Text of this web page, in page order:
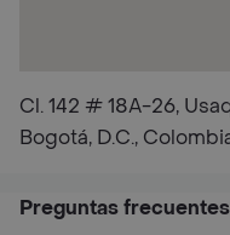
Cl. 142 # 18A-26,
Bogotá, D.C.,
Preguntas frecuentes